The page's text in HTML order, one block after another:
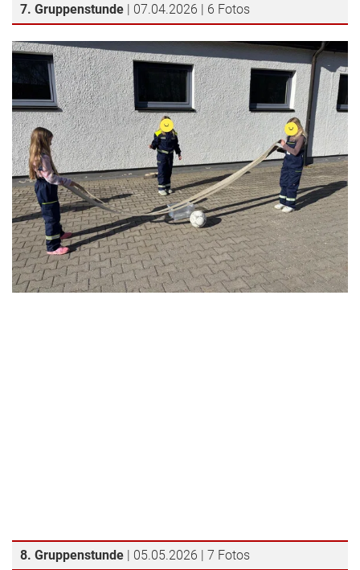
7. Gruppenstunde | 07.04.2026 | 6 Fotos
8. Gruppenstunde | 05.05.2026 | 7 Fotos